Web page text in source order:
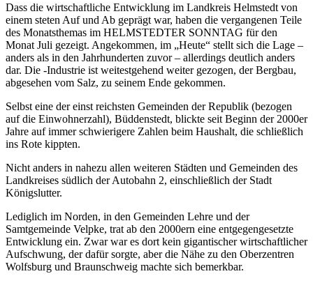
Dass die wirtschaftliche Entwicklung im Landkreis Helmstedt von
einem steten Auf und Ab geprägt war, haben die vergangenen Teile
des Monatsthemas im HELMSTEDTER SONNTAG für den
Monat Juli gezeigt. Angekommen, im „Heute“ stellt sich die Lage –
anders als in den Jahrhunderten zuvor – allerdings deutlich anders
dar. Die -Industrie ist weitestgehend weiter gezogen, der Bergbau,
abgesehen vom Salz, zu seinem Ende gekommen.
Selbst eine der einst reichsten Gemeinden der Republik (bezogen
auf die Einwohnerzahl), Büddenstedt, blickte seit Beginn der 2000er
Jahre auf immer schwierigere Zahlen beim Haushalt, die schließlich
ins Rote kippten.
Nicht anders in nahezu allen weiteren Städten und Gemeinden des
Landkreises südlich der Autobahn 2, einschließlich der Stadt
Königslutter.
Lediglich im Norden, in den Gemeinden Lehre und der
Samtgemeinde Velpke, trat ab den 2000ern eine entgegengesetzte
Entwicklung ein. Zwar war es dort kein gigantischer wirtschaftlicher
Aufschwung, der dafür sorgte, aber die Nähe zu den Oberzentren
Wolfsburg und Braunschweig machte sich bemerkbar.